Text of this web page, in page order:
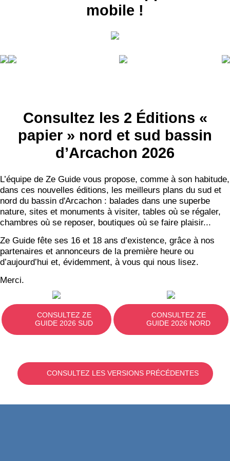
mobile !
Consultez les 2 Éditions «
papier » nord et sud bassin
d’Arcachon 2026
L’équipe de Ze Guide vous propose, comme à son habitude,
dans ces nouvelles éditions, les meilleurs plans du sud et
nord du bassin d'Arcachon : balades dans une superbe
nature, sites et monuments à visiter, tables où se régaler,
chambres où se reposer, boutiques où se faire plaisir...
Ze Guide fête ses 16 et 18 ans d’existence, grâce à nos
partenaires et annonceurs de la première heure ou
d’aujourd’hui et, évidemment, à vous qui nous lisez.
Merci.
CONSULTEZ ZE
GUIDE 2026 SUD
CONSULTEZ ZE
GUIDE 2026 NORD
CONSULTEZ LES VERSIONS PRÉCÉDENTES